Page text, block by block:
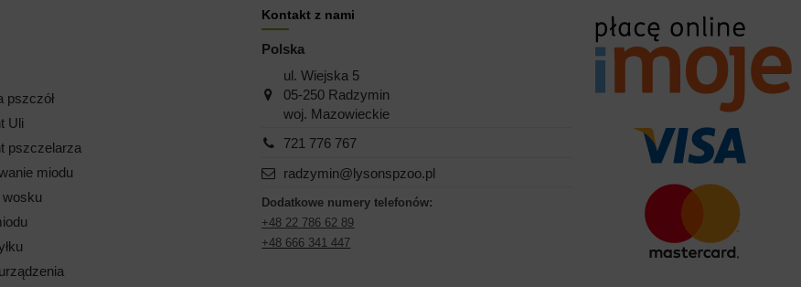
pszczół
Uli
pszczelarza
miodu
wosku
Kontakt z nami
Polska
ul. Wiejska 5
05-250 Radzymin
woj. Mazowieckie
721 776 767
radzymin@lysonspzoo.pl
Dodatkowe numery telefonów:
+48 22 786 62 89
+48 666 341 447